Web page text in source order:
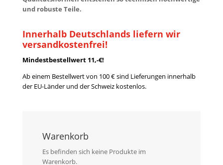
und robuste Teile.
Innerhalb Deutschlands liefern wir
versandkostenfrei!
Mindestbestellwert 11,-€!
Ab einem Bestellwert von 100 € sind Lieferungen innerhalb
der EU-Länder und der Schweiz kostenlos.
Warenkorb
Es befinden sich keine Produkte im
Warenkorb.